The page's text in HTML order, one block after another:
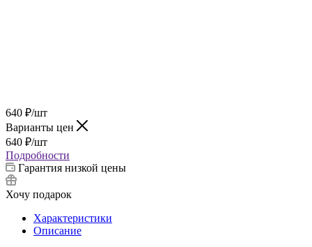
640 ₽/шт
Варианты цен
640 ₽/шт
Подробности
Гарантия низкой цены
Хочу подарок
Характеристики
Описание